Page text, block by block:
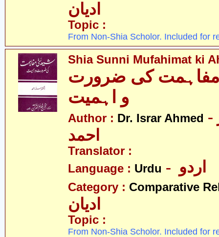
ادیان
Topic :
From Non-Shia Scholor. Included for
Shia Sunni Mufahimat ki
کی ضرورت
Author : Dr. Israr Ahmed - ڈاکٹر اسرار
احمد
Translator :
Language : Urdu
Category : Comparative
ادیان
Topic :
From Non-Shia Scholor. Included for